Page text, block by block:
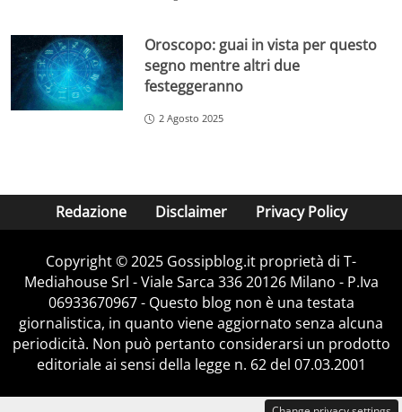
Oroscopo: guai in vista per questo
segno mentre altri due
festeggeranno
2 Agosto 2025
Redazione Disclaimer Privacy Policy
Copyright © 2025 Gossipblog.it proprietà di T-
Mediahouse Srl - Viale Sarca 336 20126 Milano - P.Iva
06933670967 - Questo blog non è una testata
giornalistica, in quanto viene aggiornato senza alcuna
periodicità. Non può pertanto considerarsi un prodotto
editoriale ai sensi della legge n. 62 del 07.03.2001